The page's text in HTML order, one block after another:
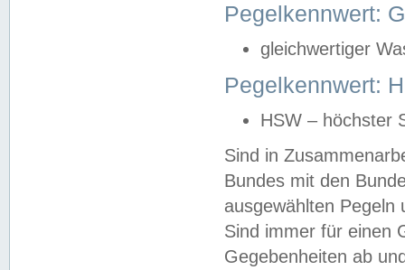
Pegelkennwert:
gleichwertiger
Pegelkennwert:
HSW – höchster
Sind in
Bundes mit den
ausgewählten
Sind immer für einen
Gegebenheiten ab